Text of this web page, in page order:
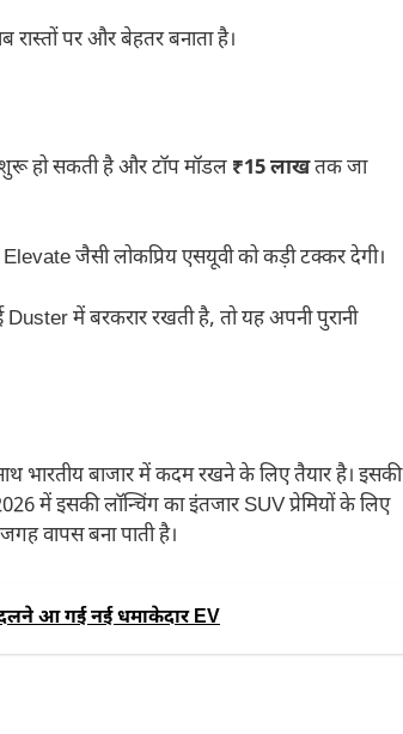
रास्तों पर और बेहतर बनाता है।
हो सकती है और टॉप मॉडल ₹15 लाखतक जा
जैसी लोकप्रिय एसयूवी को कड़ी टक्कर देगी।
Duster में बरकरार रखती है, तो यह अपनी पुरानी
भारतीय बाजार में कदम रखने के लिए तैयार है। इसकी
में इसकी लॉन्चिंग का इंतजार SUV प्रेमियों के लिए
वापस बना पाती है।
आ गई नई धमाकेदार EV